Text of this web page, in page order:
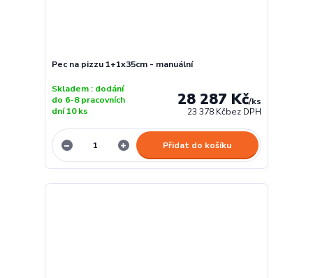
Pec na pizzu 1+1x35cm - manuální
28 287 Kč/ks
23 378 Kčbez DPH
Skladem : dodání
do 6-8 pracovních
dní 10 ks
Přidat do košíku